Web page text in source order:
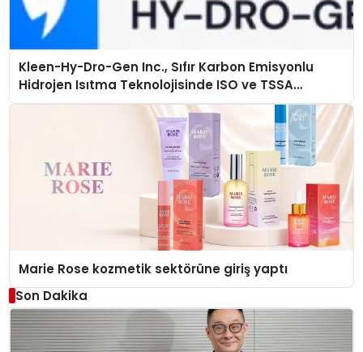
Kleen-Hy-Dro-Gen Inc., Sıfır Karbon Emisyonlu
Hidrojen Isıtma Teknolojisinde ISO ve TSSA
Düzenleyici Onaylarını Aldı
Marie Rose kozmetik sektörüne giriş yaptı
Son Dakika